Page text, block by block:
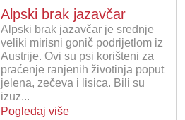
Alpski brak jazavčar
Alpski brak jazavčar je srednje
veliki mirisni gonič podrijetlom iz
Austrije. Ovi su psi korišteni za
praćenje ranjenih životinja poput
jelena, zečeva i lisica. Bili su
izuz...
Pogledaj više